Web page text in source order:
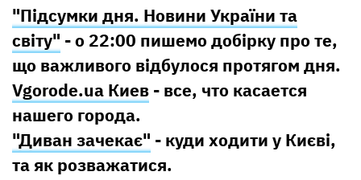
"Підсумки дня. Новини України та
світу" - о 22:00 пишемо добірку про те,
що важливого відбулося протягом дня.
Vgorode.ua Киев - все, что касается
нашего города.
"Диван зачекає" - куди ходити у Києві,
та як розважатися.